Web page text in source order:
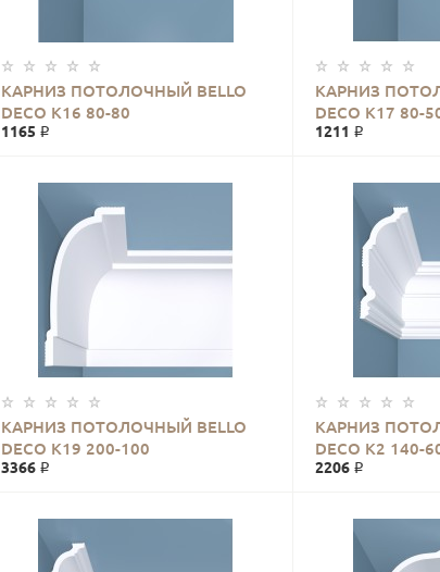
КАРНИЗ ПОТОЛОЧНЫЙ BELLO
DECO К16 80-80
1165 ₽
КАРНИЗ
DECO К17 80-
1211 ₽
КАРНИЗ ПОТОЛОЧНЫЙ BELLO
DECO К19 200-100
3366 ₽
КАРНИЗ
DECO К2 140-
2206 ₽